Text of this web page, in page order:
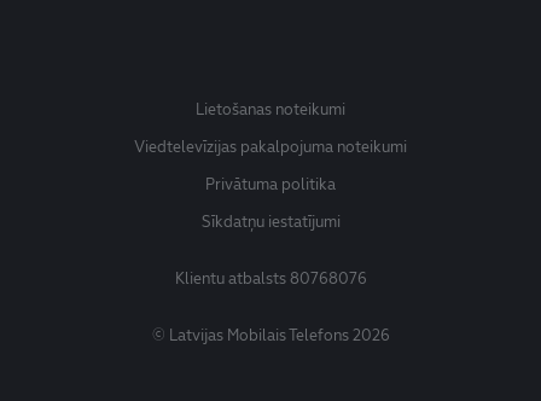
Lietošanas noteikumi
Viedtelevīzijas pakalpojuma noteikumi
Privātuma politika
Sīkdatņu iestatījumi
Klientu atbalsts80768076
© Latvijas Mobilais Telefons 2026